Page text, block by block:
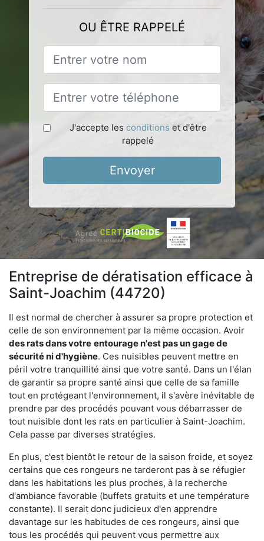
OU ÊTRE RAPPELÉ
J'accepte les conditions et d'être
rappelé
Envoyer
Entreprise de dératisation efficace à
Saint-Joachim (44720)
Il est normal de chercher à assurer sa propre protection et
celle de son environnement par la même occasion. Avoir
des rats dans votre entourage n'est pas un gage de
sécurité ni d'hygiène. Ces nuisibles peuvent mettre en
péril votre tranquillité ainsi que votre santé. Dans un l'élan
de garantir sa propre santé ainsi que celle de sa famille
tout en protégeant l'environnement, il s'avère inévitable de
prendre par des procédés pouvant vous débarrasser de
tout nuisible dont les rats en particulier à Saint-Joachim.
Cela passe par diverses stratégies.
En plus, c'est bientôt le retour de la saison froide, et soyez
certains que ces rongeurs ne tarderont pas à se réfugier
dans les habitations les plus proches, à la recherche
d'ambiance favorable (buffets gratuits et une température
constante). Il serait donc judicieux d'en apprendre
davantage sur les habitudes de ces rongeurs, ainsi que
tous les procédés qui peuvent vous permettre aux